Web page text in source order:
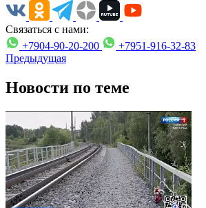
Связаться с нами:
+7904-90-20-200
+7951-916-32-83
Предыдущая
Новости по теме